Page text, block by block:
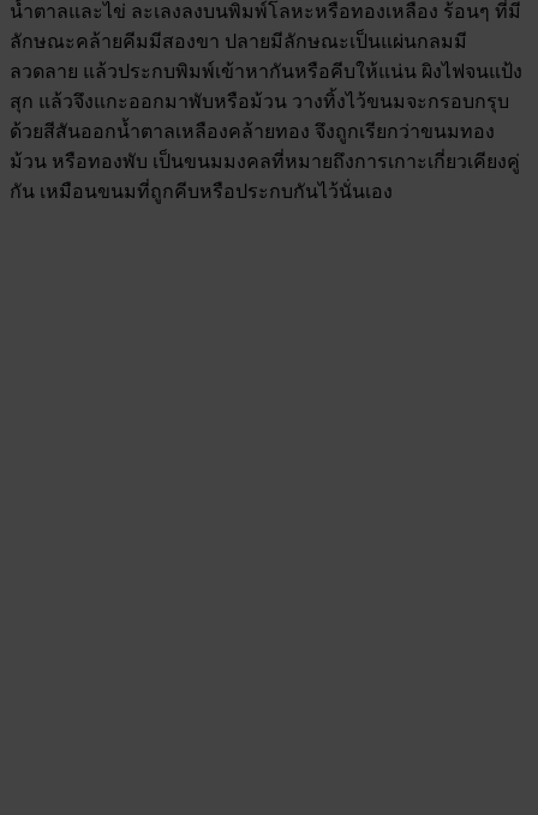
น้ำตาลและไข่ ละเลงลงบนพิมพ์โลหะหรือทองเหลือง ร้อนๆ ที่มี
ลักษณะคล้ายคีมมีสองขา ปลายมีลักษณะเป็นแผ่นกลมมี
ลวดลาย แล้วประกบพิมพ์เข้าหากันหรือคีบให้แน่น ผิงไฟจนแป้ง
สุก แล้วจึงแกะออกมาพับหรือม้วน วางทิ้งไว้ขนมจะกรอบกรุบ
ด้วยสีสันออกน้ำตาลเหลืองคล้ายทอง จึงถูกเรียกว่าขนมทอง
ม้วน หรือทองพับ เป็นขนมมงคลที่หมายถึงการเกาะเกี่ยวเคียงคู่
กัน เหมือนขนมที่ถูกคีบหรือประกบกันไว้นั่นเอง